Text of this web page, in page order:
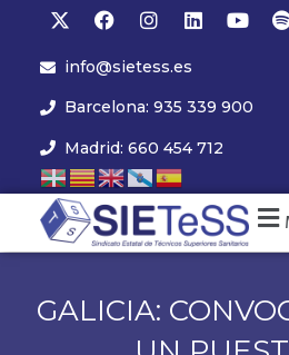
info@sietess.es
Barcelona: 935 339 900
Madrid: 660 454 712
GALICIA: